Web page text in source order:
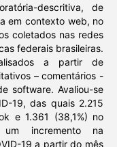
descritiva, de
em contexto web, no
coletados nas redes
federais brasileiras.
a partir de
– comentários -
software. Avaliou-se
19, das quais 2.215
e 1.361 (38,1%) no
incremento na
19 a partir do mês